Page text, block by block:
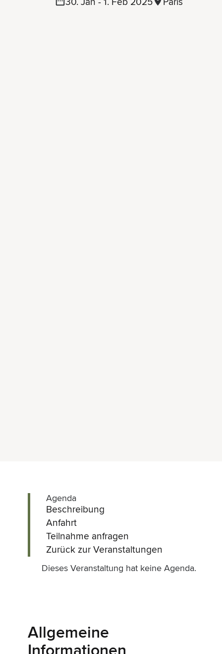
Agenda
Beschreibung
Anfahrt
Teilnahme anfragen
Zurück zur Veranstaltungen
Dieses Veranstaltung hat keine Agenda.
Allgemeine